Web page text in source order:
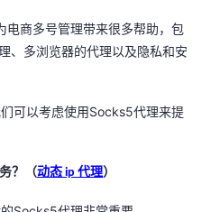
电商多号管理带来很多帮助，包
、多浏览器的代理以及隐私和安
可以考虑使用 Socks5代理来提
？（动态 ip 代理）